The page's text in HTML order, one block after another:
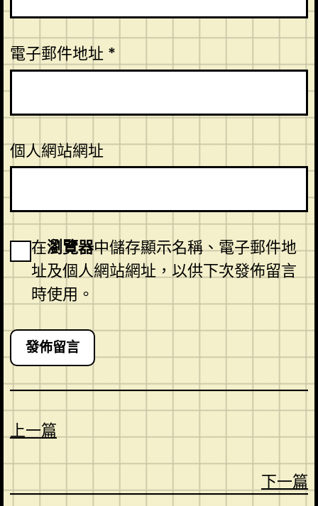
電子郵件地址 *
個人網站網址
在瀏覽器中儲存顯示名稱、電子郵件地
址及個人網站網址，以供下次發佈留言
時使用。
上一篇
下一篇